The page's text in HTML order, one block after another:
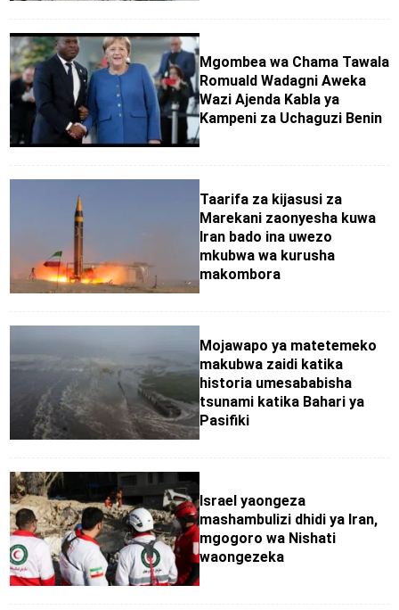
Mgombea wa Chama Tawala
Romuald Wadagni Aweka
Wazi Ajenda Kabla ya
Kampeni za Uchaguzi Benin
Taarifa za kijasusi za
Marekani zaonyesha kuwa
Iran bado ina uwezo
mkubwa wa kurusha
makombora
Mojawapo ya matetemeko
makubwa zaidi katika
historia umesababisha
tsunami katika Bahari ya
Pasifiki
Israel yaongeza
mashambulizi dhidi ya Iran,
mgogoro wa Nishati
waongezeka